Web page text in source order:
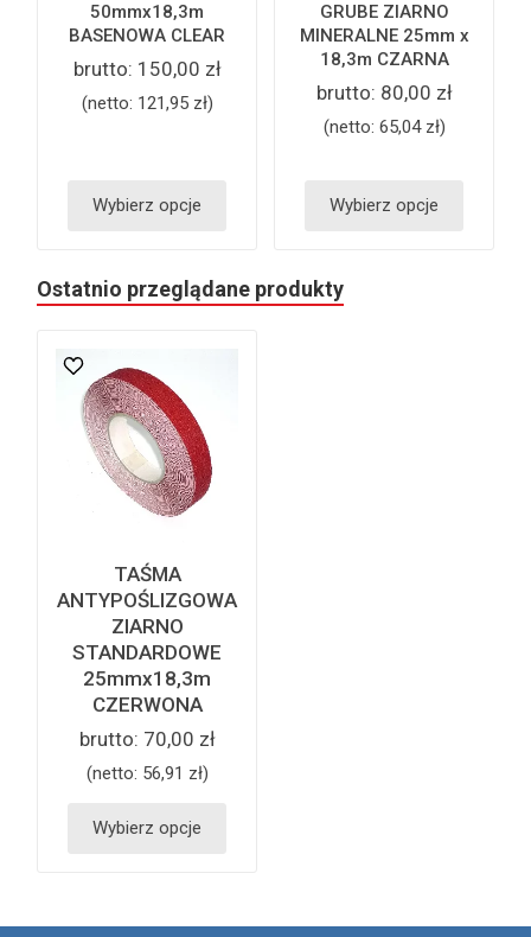
50mmx18,3m
BASENOWA CLEAR
brutto: 150,00 zł
(netto: 121,95 zł)
Wybierz opcje
GRUBE ZIARNO
MINERALNE 25mm x
18,3m CZARNA
brutto: 80,00 zł
(netto: 65,04 zł)
Wybierz opcje
Ostatnio przeglądane produkty
TAŚMA
ANTYPOŚLIZGOWA
ZIARNO
STANDARDOWE
25mmx18,3m
CZERWONA
brutto: 70,00 zł
(netto: 56,91 zł)
Wybierz opcje